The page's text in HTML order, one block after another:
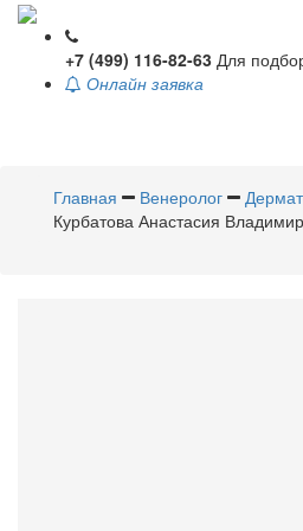
+7 (499) 116-82-63 Для
Онлайн заявка
Главная
Венеролог
Курбатова Анастасия